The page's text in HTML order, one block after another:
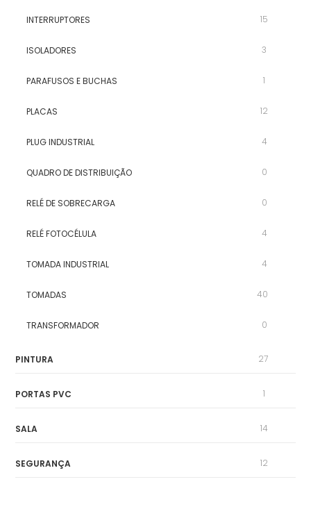
INTERRUPTORES 15
ISOLADORES 3
PARAFUSOS E BUCHAS 1
PLACAS 12
PLUG INDUSTRIAL 4
QUADRO DE DISTRIBUIÇÃO 0
RELÉ DE SOBRECARGA 0
RELÉ FOTOCÉLULA 4
TOMADA INDUSTRIAL 4
TOMADAS 40
TRANSFORMADOR 0
PINTURA 27
PORTAS PVC 1
SALA 14
SEGURANÇA 12